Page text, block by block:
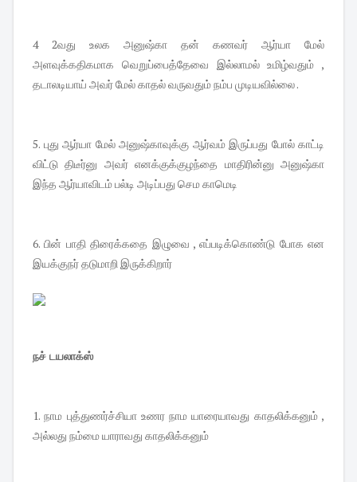
4 2வது உலக அனுஷ்கா தன் கணவர் ஆர்யா மேல்
அளவுக்கதிகமாக வெறுப்பைத்தேவை இல்லாமல் உமிழ்வதும் ,
தடாலடியாய் அவர் மேல் காதல் வருவதும் நம்ப முடியவில்லை .
5. புது ஆர்யா மேல் அனுஷ்காவுக்கு ஆர்வம் இருப்பது போல் காட்டி
விட்டு திடீர்னு அவர் எனக்குக்குழந்தை மாதிரின்னு அனுஷ்கா
இந்த ஆர்யாவிடம் பல்டி அடிப்பது செம காமெடி
6. பின் பாதி திரைக்கதை இழுவை , எப்படிக்கொண்டு போக என
இயக்குநர் தடுமாறி இருக்கிறார்
நச் டயலாக்ஸ்
1. நாம புத்துணர்ச்சியா உணர நாம யாரையாவது காதலிக்கனும் ,
அல்லது நம்மை யாராவது காதலிக்கனும்